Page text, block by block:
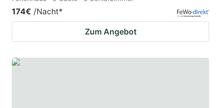
174€ /Nacht*
Zum Angebot